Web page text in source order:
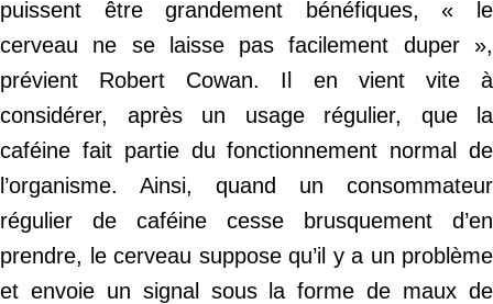
puissent être grandement bénéfiques, « le
cerveau ne se laisse pas facilement duper »,
prévient Robert Cowan. Il en vient vite à
considérer, après un usage régulier, que la
caféine fait partie du fonctionnement normal de
l’organisme. Ainsi, quand un consommateur
régulier de caféine cesse brusquement d’en
prendre, le cerveau suppose qu’il y a un problème
et envoie un signal sous la forme de maux de